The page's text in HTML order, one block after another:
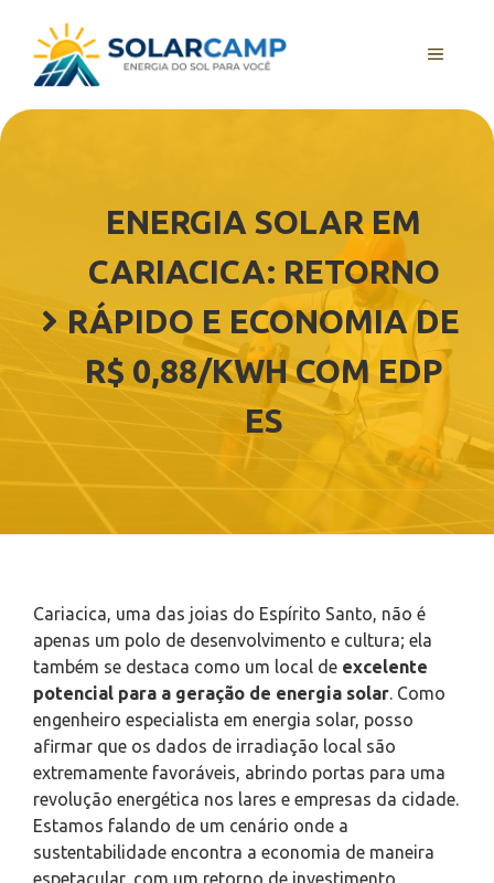
conteúdo
MENU
ENERGIA SOLAR EM
CARIACICA: RETORNO
RÁPIDO E ECONOMIA DE
R$ 0,88/KWH COM EDP
ES
Cariacica, uma das joias do Espírito Santo, não é
apenas um polo de desenvolvimento e cultura; ela
também se destaca como um local de excelente
potencial para a geração de energia solar . Como
engenheiro especialista em energia solar, posso
afirmar que os dados de irradiação local são
extremamente favoráveis, abrindo portas para uma
revolução energética nos lares e empresas da cidade.
Estamos falando de um cenário onde a
sustentabilidade encontra a economia de maneira
espetacular, com um retorno de investimento